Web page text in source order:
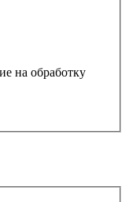
на обработку